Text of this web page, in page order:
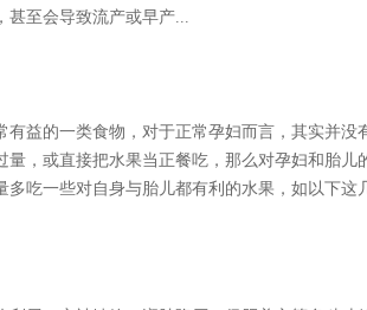
甚至会导致流产或早产...
益的一类食物，对于正常孕妇而言，其实并没
量，或直接把水果当正餐吃，那么对孕妇和胎儿
吃一些对自身与胎儿都有利的水果，如以下这